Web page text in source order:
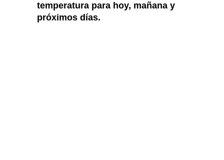
temperatura para hoy, mañana y
próximos días.